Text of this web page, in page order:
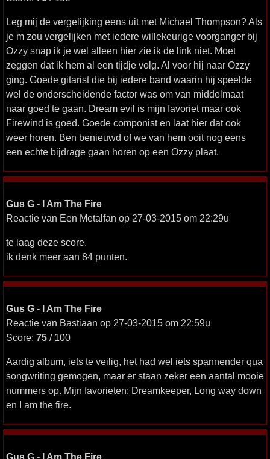
Leg mij de vergelijking eens uit met Michael Thompson? Als
je m zou vergelijken met iedere willekeurige voorganger bij
Ozzy snap ik je wel alleen hier zie ik de link niet. Moet
zeggen dat ik hem al een tijdje volg. Al voor hij naar Ozzy
ging. Goede gitarist die bij iedere band waarin hij speelde
wel de onderscheidende factor was om van middelmaat
naar goed te gaan. Dream evil is mijn favoriet maar ook
Firewind is goed. Goede componist en laat hier dat ook
weer horen. Ben benieuwd of we van hem ooit nog eens
een echte bijdrage gaan horen op een Ozzy plaat.
Gus G - I Am The Fire
Reactie van Een Metalfan op 27-03-2015 om 22:29u
te laag deze score.
ik denk meer aan 84 punten.
Gus G - I Am The Fire
Reactie van Bastiaan op 27-03-2015 om 22:59u
Score: 75 / 100
Aardig album, iets te veilig, het had wel iets spannender qua
songwriting gemogen, maar er staan zeker een aantal mooie
nummers op. Mijn favorieten: Dreamkeeper, Long way down
en I am the fire.
Gus G - I Am The Fire